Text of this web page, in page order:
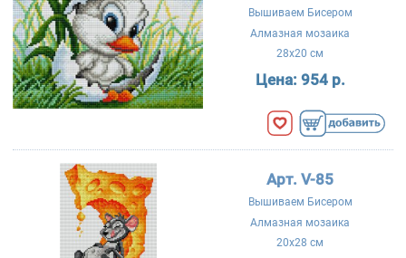
Вышиваем Бисером
Алмазная мозаика
28x20 см
Цена: 954 р.
Арт. V-85
Вышиваем Бисером
Алмазная мозаика
20x28 см